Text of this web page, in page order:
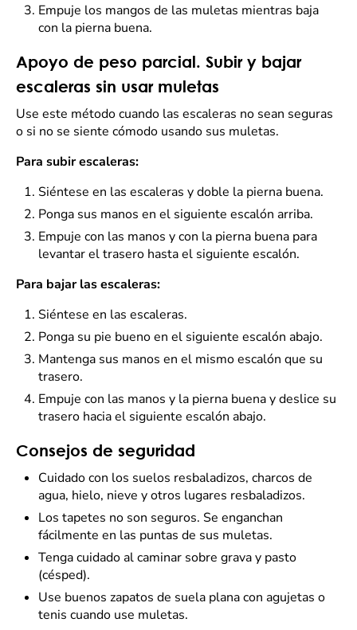
Empuje los mangos de las muletas mientras baja
con la pierna buena.
Apoyo de peso parcial. Subir y bajar
escaleras sin usar muletas
Use este método cuando las escaleras no sean seguras
o si no se siente cómodo usando sus muletas.
Para subir escaleras:
Siéntese en las escaleras y doble la pierna buena.
Ponga sus manos en el siguiente escalón arriba.
Empuje con las manos y con la pierna buena para
levantar el trasero hasta el siguiente escalón.
Para bajar las escaleras:
Siéntese en las escaleras.
Ponga su pie bueno en el siguiente escalón abajo.
Mantenga sus manos en el mismo escalón que su
trasero.
Empuje con las manos y la pierna buena y deslice su
trasero hacia el siguiente escalón abajo.
Consejos de seguridad
Cuidado con los suelos resbaladizos, charcos de
agua, hielo, nieve y otros lugares resbaladizos.
Los tapetes no son seguros. Se enganchan
fácilmente en las puntas de sus muletas.
Tenga cuidado al caminar sobre grava y pasto
(césped).
Use buenos zapatos de suela plana con agujetas o
tenis cuando use muletas.